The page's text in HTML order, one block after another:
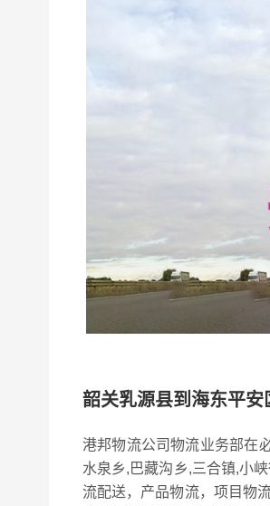
韶关乳源县到海东平
港邦物流公司物流业务部在
水泉乡,巴藏沟乡,三合镇,小
流配送，产品物流，项目物